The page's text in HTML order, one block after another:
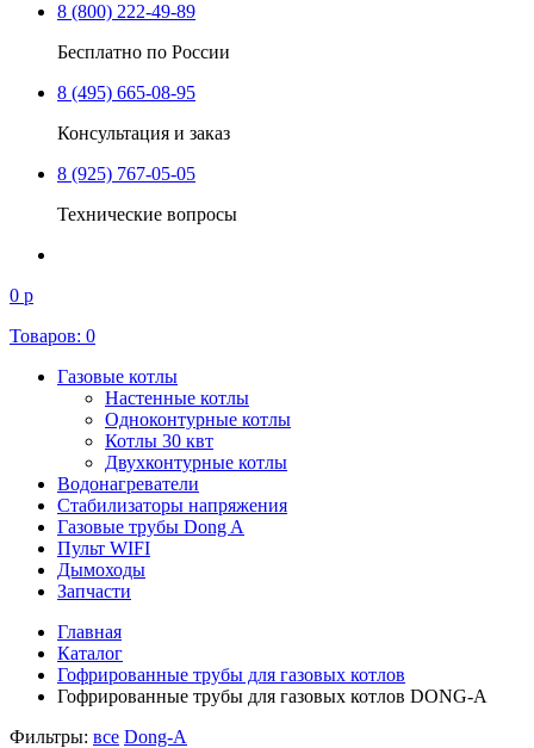
8 (800) 222-49-89
Бесплатно по России
8 (495) 665-08-95
Консультация и заказ
8 (925) 767-05-05
Технические вопросы
0 р
Товаров: 0
Газовые котлы
Настенные котлы
Одноконтурные котлы
Котлы 30 квт
Двухконтурные котлы
Водонагреватели
Стабилизаторы напряжения
Газовые трубы Dong A
Пульт WIFI
Дымоходы
Запчасти
Главная
Каталог
Гофрированные трубы для газовых котлов
Гофрированные трубы для газовых котлов DONG-A
Фильтры: все Dong-A